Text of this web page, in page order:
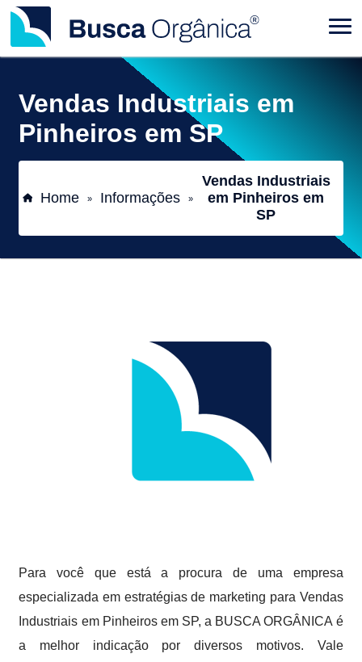
Vendas Industriais em
Pinheiros em SP
Home » Informações »
Vendas Industriais
em Pinheiros em
SP
Para você que está a procura de uma empresa
especializada em estratégias de marketing para Vendas
Industriais em Pinheiros em SP, a BUSCA ORGÂNICA é
a melhor indicação por diversos motivos. Vale